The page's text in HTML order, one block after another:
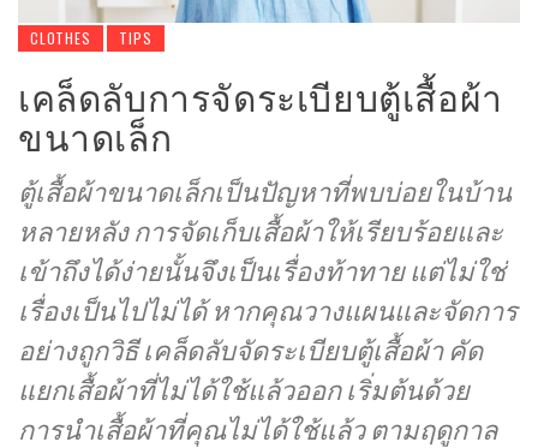
CLOTHES TIPS
เคล็ดลับการจัดระเบียบตู้เสื้อผ้า
ขนาดเล็ก
ตู้เสื้อผ้าขนาดเล็กเป็นปัญหาที่พบบ่อยในบ้าน
หลายหลัง การจัดเก็บเสื้อผ้าให้เรียบร้อยและ
เข้าถึงได้ง่ายนั้นจึงเป็นเรื่องท้าทาย แต่ไม่ใช่
เรื่องเป็นไปไม่ได้ หากคุณวางแผนและจัดการ
อย่างถูกวิธี เคล็ดลับจัดระเบียบตู้เสื้อผ้า คัด
แยกเสื้อผ้าที่ไม่ได้ใช้แล้วออก เริ่มต้นด้วย
การนำเสื้อผ้าที่คุณไม่ได้ใช้แล้ว ตามฤดูกาล